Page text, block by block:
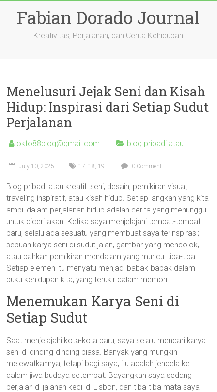
contentFabian Dorado Journal
Kreativitas, Perjalanan, dan Cerita Kehidupan
Menelusuri Jejak Seni dan Kisah
Hidup: Inspirasi dari Setiap Sudut
Perjalanan
okto88blog@gmail.com blog pribadi atau
July 10, 2025 17, 18, 19 0 Comment
Blog pribadi atau kreatif: seni, desain, pemikiran visual,
traveling inspiratif, atau kisah hidup. Setiap langkah yang kita
ambil dalam perjalanan hidup adalah cerita yang menunggu
untuk diceritakan. Ketika saya menjelajahi tempat-tempat
baru, selalu ada sesuatu yang membuat saya terinspirasi;
sebuah karya seni di sudut jalan, gambar yang mencolok,
atau bahkan pemikiran mendalam yang muncul tiba-tiba.
Setiap elemen itu menyatu menjadi babak-babak dalam
buku kehidupan kita, yang terukir dalam memori.
Menemukan Karya Seni di
Setiap Sudut
Saat menjelajahi kota-kota baru, saya selalu mencari karya
seni di dinding-dinding biasa. Banyak yang mungkin
melewatkannya, tetapi bagi saya, itu adalah jendela ke
dalam jiwa budaya setempat. Bayangkan saya sedang
berjalan di jalanan kecil di Lisbon, dan tiba-tiba mata saya